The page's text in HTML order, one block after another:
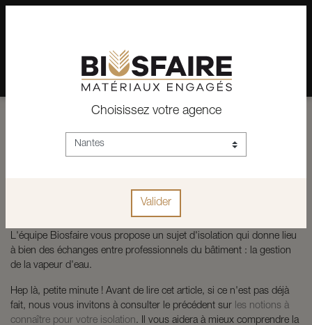
Depuis plus de 15 ans, conseil et vente de matériaux pour un
habitat pérenne.
L'isolation et la gestion de la vapeur
L'équipe Biosfaire vous propose un sujet d'isolation qui donne lieu
à bien des échanges entre professionnels du bâtiment : la gestion
de la vapeur d'eau.
Hep là, petite minute ! Avant de lire cet article, si ce n'est pas déjà
fait, nous vous invitons à consulter le précédent sur les notions à
connaître pour votre isolation. Il vous aidera à mieux comprendre la
Choisissez votre agence
Valider